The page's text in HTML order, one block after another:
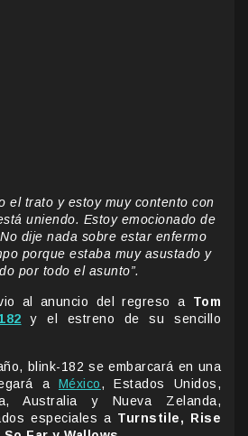
el trato y estoy muy contento con
uniendo. Estoy emocionado de
dije nada sobre estar enfermo
porque estaba muy asustado y
por todo el asunto”.
al anuncio del regreso a Tom
y el estreno de su sencillo
blink-182 se embarcará en una
a México, Estados Unidos,
Australia y Nueva Zelanda,
especiales a Turnstile, Rise